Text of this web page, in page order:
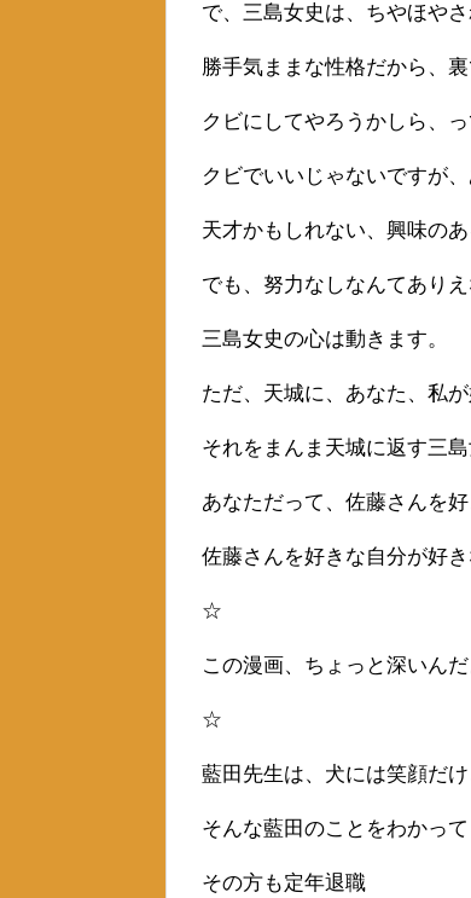
で、三島女史は、ちやほや
勝手気ままな性格だから、
クビにしてやろうかしら、
クビでいいじゃないですが
天才かもしれない、興味の
でも、努力なしなんてあり
三島女史の心は動きます。
ただ、天城に、あなた、私
それをまんま天城に返す三
あなただって、佐藤さんを
佐藤さんを好きな自分が好
☆
この漫画、ちょっと深いんだ
☆
藍田先生は、犬には笑顔だ
そんな藍田のことをわかっ
その方も定年退職